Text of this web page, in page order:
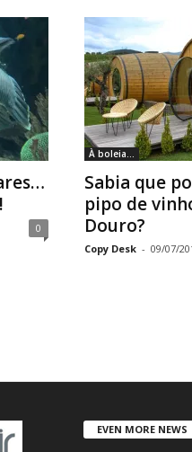
0
À boleia...
Sabia que
pipo de
Douro?
Copy Desk - 09/07/
EVEN MORE NEWS